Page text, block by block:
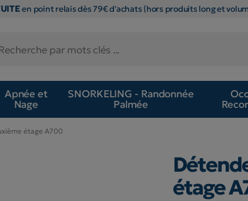
en point relais dès 79€ d'achats (hors produits long et
Apnée et
Nage
SNORKELING - Randonnée
Palmée
étage A700
étage